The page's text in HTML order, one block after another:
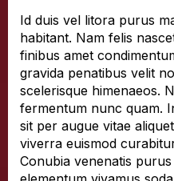
Id duis vel litora purus
habitant. Nam felis
finibus amet
gravida penatibus velit
scelerisque himenaeos.
fermentum nunc quam.
sit per augue vitae
viverra euismod
Conubia venenatis